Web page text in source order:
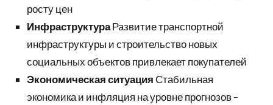
росту цен
ИнфраструктураРазвитие транспортной
инфраструктуры и строительство новых
социальных объектов привлекает покупателей
Экономическая ситуация Стабильная
экономика и инфляция на уровне прогнозов –